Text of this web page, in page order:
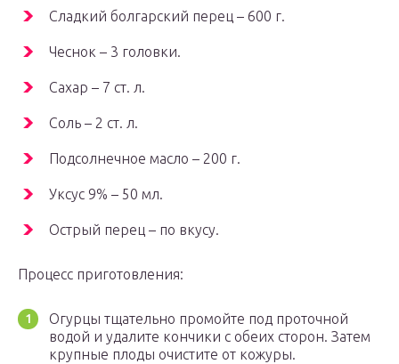
Сладкий болгарский перец – 600 г.
Чеснок – 3 головки.
Сахар – 7 ст. л.
Соль – 2 ст. л.
Подсолнечное масло – 200 г.
Уксус 9% – 50 мл.
Острый перец – по вкусу.
Процесс приготовления:
Огурцы тщательно промойте под проточной
водой и удалите кончики с обеих сторон. Затем
крупные плоды очистите от кожуры.